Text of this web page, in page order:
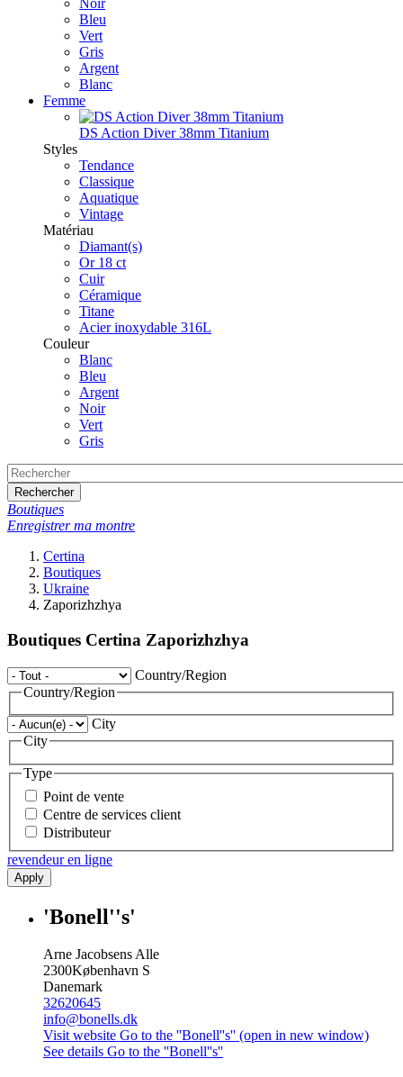
Noir
Bleu
Vert
Gris
Argent
Blanc
Femme
DS Action Diver 38mm Titanium
Styles
Tendance
Classique
Aquatique
Vintage
Matériau
Diamant(s)
Or 18 ct
Cuir
Céramique
Titane
Acier inoxydable 316L
Couleur
Blanc
Bleu
Argent
Noir
Vert
Gris
Rechercher
Boutiques
Enregistrer ma montre
Certina
Boutiques
Ukraine
Zaporizhzhya
Boutiques Certina Zaporizhzhya
Country/Region
Country/Region
City
City
Type
Point de vente
Centre de services client
Distributeur
revendeur en ligne
Apply
'Bonell''s'
Arne Jacobsens Alle
2300København S
Danemark
32620645
info@bonells.dk
Visit website Go to the ''Bonell''s'' (open in new window)
See details Go to the ''Bonell''s''